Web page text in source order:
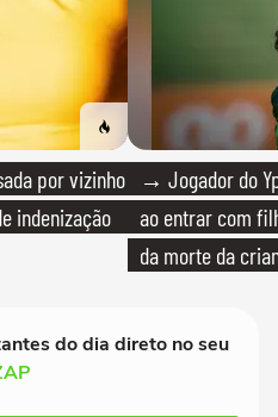
por vizinho
indenização
→ Jogador do
ao entrar com
da morte da
do dia direto no seu